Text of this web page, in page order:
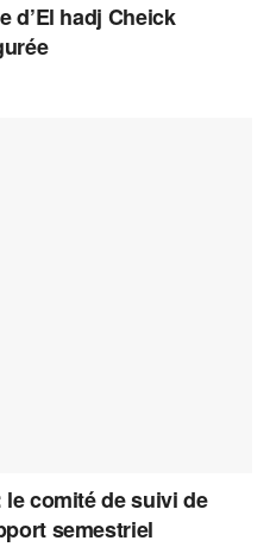
d’El hadj Cheick
comité de suivi de
semestriel